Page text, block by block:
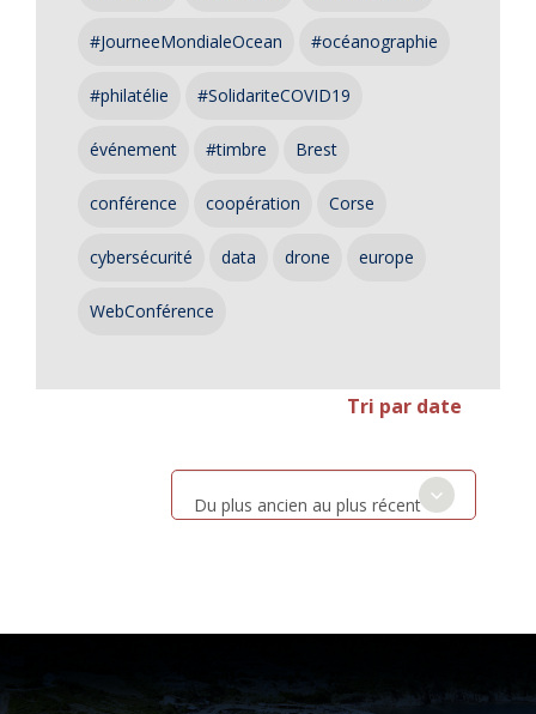
#JourneeMondialeOcean #océanographie
#philatélie #SolidariteCOVID19
événement #timbre Brest
conférence coopération Corse
cybersécurité data drone europe
WebConférence
Tri par date
Du plus ancien au plus récent